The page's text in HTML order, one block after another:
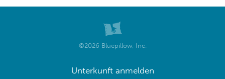
©2026 Bluepillow, Inc.
Unterkunft anmelden